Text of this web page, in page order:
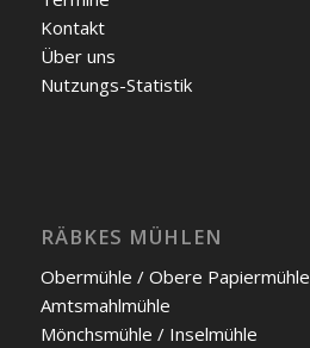
Kon­takt
Über uns
Nut­zungs-Sta­tis­tik
RÄBKES MÜHLEN
Ober­müh­le / Obe­re Papier­müh­le
Amts­mahl­müh­le
Mönchs­müh­le / Insel­müh­le